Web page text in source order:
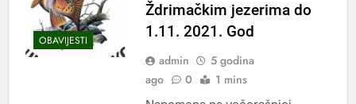
OBAVIJESTI
Ždrimačkim jezerima do
1.11. 2021. God
admin
5 godina
ago
0 1 mins